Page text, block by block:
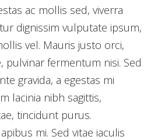
ac mollis sed, viverra
dignissim vulputate ipsum,
vel. Mauris justo orci,
pulvinar fermentum nisi. Sed
gravida, a egestas mi
lacinia nibh sagittis,
tincidunt purus.
mi. Sed vitae iaculis